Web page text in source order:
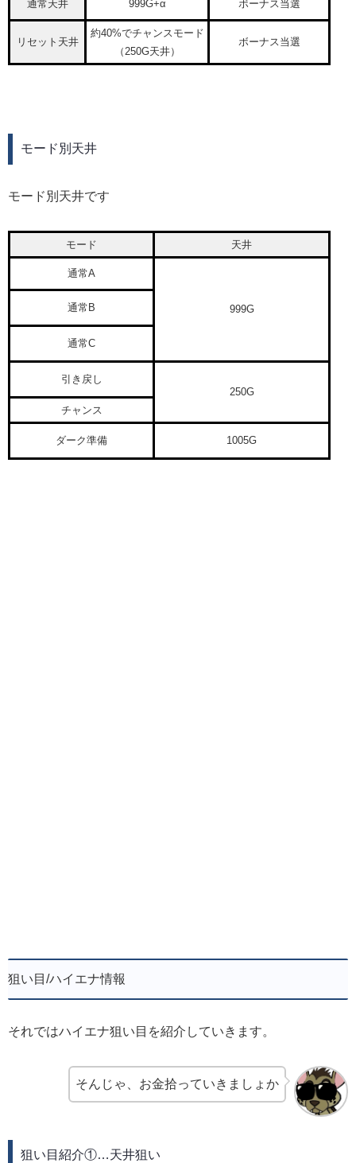
通常天井 999G+α ボーナス当選
リセット天井
約40%でチャンスモード
（250G天井）
ボーナス当選
モード別天井
モード別天井です
モード 天井
通常A
999G
通常B
通常C
引き戻し
250G
チャンス
ダーク準備 1005G
狙い目/ハイエナ情報
それではハイエナ狙い目を紹介していきます。
そんじゃ、お金拾っていきましょか
狙い目紹介①…天井狙い